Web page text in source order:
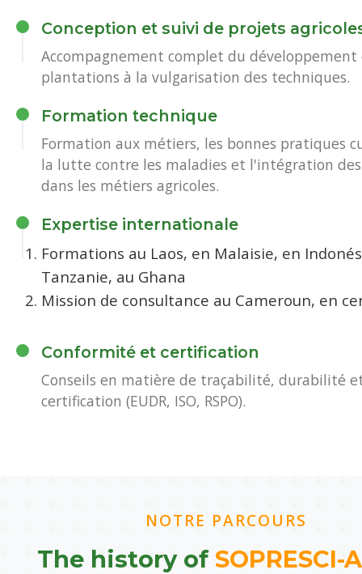
Conception et suivi de projets
Accompagnement complet du développement
plantations à la vulgarisation des techniques.
Formation technique
Formation aux métiers, les bonnes pratiques
la lutte contre les maladies et l'intégration
dans les métiers agricoles.
Expertise internationale
Formations au Laos, en Malaisie, en
Tanzanie, au Ghana
Mission de consultance au Cameroun, en
Conformité et certification
Conseils en matière de traçabilité, durabilité
certification (EUDR, ISO, RSPO).
NOTRE PARCOURS
The history of SOPRESCI-